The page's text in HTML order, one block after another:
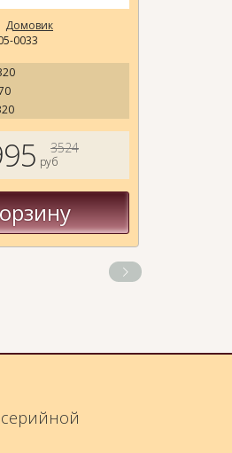
Домовик
0033
3524
руб